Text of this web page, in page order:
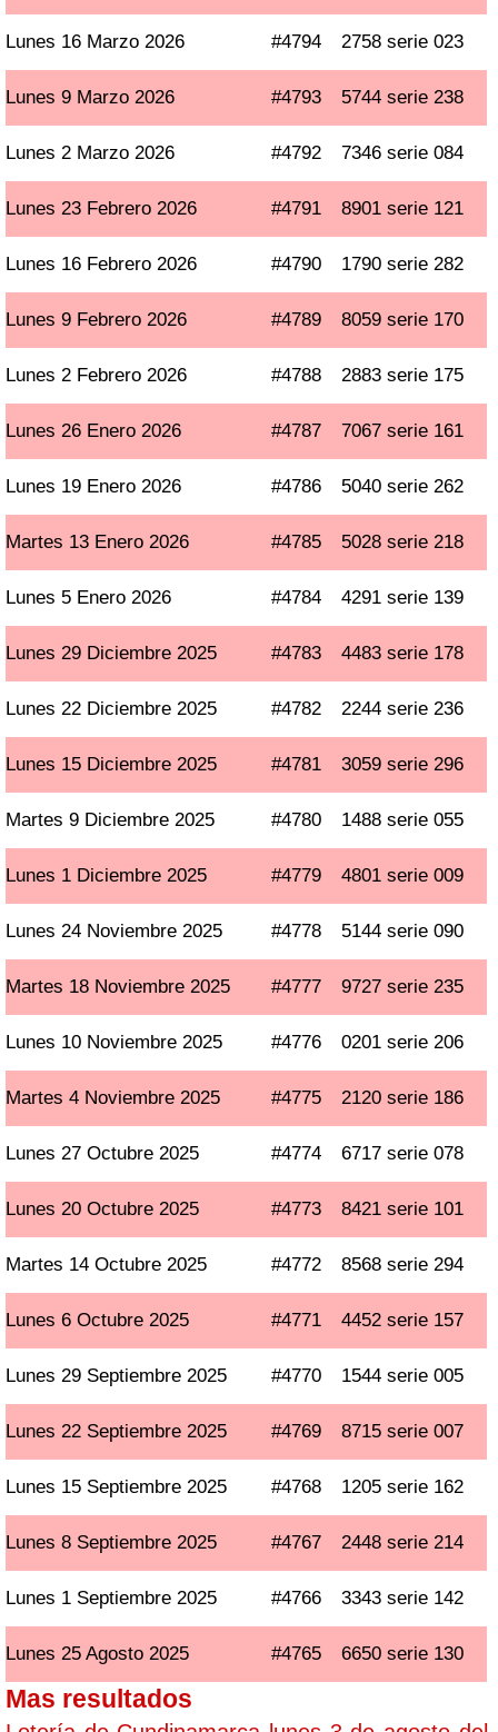
Lunes 16 Marzo 2026 #4794 2758 serie 023
Lunes 9 Marzo 2026 #4793 5744 serie 238
Lunes 2 Marzo 2026 #4792 7346 serie 084
Lunes 23 Febrero 2026 #4791 8901 serie 121
Lunes 16 Febrero 2026 #4790 1790 serie 282
Lunes 9 Febrero 2026 #4789 8059 serie 170
Lunes 2 Febrero 2026 #4788 2883 serie 175
Lunes 26 Enero 2026 #4787 7067 serie 161
Lunes 19 Enero 2026 #4786 5040 serie 262
Martes 13 Enero 2026 #4785 5028 serie 218
Lunes 5 Enero 2026 #4784 4291 serie 139
Lunes 29 Diciembre 2025 #4783 4483 serie 178
Lunes 22 Diciembre 2025 #4782 2244 serie 236
Lunes 15 Diciembre 2025 #4781 3059 serie 296
Martes 9 Diciembre 2025 #4780 1488 serie 055
Lunes 1 Diciembre 2025 #4779 4801 serie 009
Lunes 24 Noviembre 2025 #4778 5144 serie 090
Martes 18 Noviembre 2025 #4777 9727 serie 235
Lunes 10 Noviembre 2025 #4776 0201 serie 206
Martes 4 Noviembre 2025 #4775 2120 serie 186
Lunes 27 Octubre 2025 #4774 6717 serie 078
Lunes 20 Octubre 2025 #4773 8421 serie 101
Martes 14 Octubre 2025 #4772 8568 serie 294
Lunes 6 Octubre 2025 #4771 4452 serie 157
Lunes 29 Septiembre 2025 #4770 1544 serie 005
Lunes 22 Septiembre 2025 #4769 8715 serie 007
Lunes 15 Septiembre 2025 #4768 1205 serie 162
Lunes 8 Septiembre 2025 #4767 2448 serie 214
Lunes 1 Septiembre 2025 #4766 3343 serie 142
Lunes 25 Agosto 2025 #4765 6650 serie 130
Mas resultados